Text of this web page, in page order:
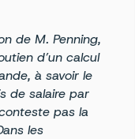
de M. Penning,
d’un calcul
à savoir le
de salaire par
pas la
les